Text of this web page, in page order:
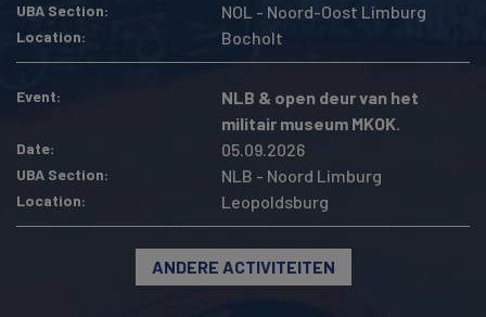
UBA Section NOL - Noord-Oost Limburg
Location Bocholt
Date 05.09.2026
Event
NLB & open deur van het
militair museum MKOK.
UBA Section NLB - Noord Limburg
Location Leopoldsburg
ANDERE ACTIVITEITEN